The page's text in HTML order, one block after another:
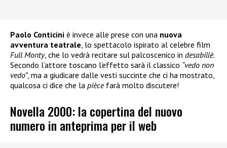
Paolo Conticini è invece alle prese con una nuova
avventura teatrale, lo spettacolo ispirato al celebre film
Full Monty, che lo vedrà recitare sul palcoscenico in desabillè.
Secondo l’attore toscano l’effetto sarà il classico “vedo non
vedo”, ma a giudicare dalle vesti succinte che ci ha mostrato,
qualcosa ci dice che la piècefarà molto discutere!
Novella 2000: la copertina del nuovo
numero in anteprima per il web